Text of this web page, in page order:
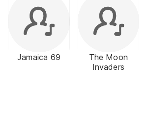
Jamaica 69
The Moon
Invaders